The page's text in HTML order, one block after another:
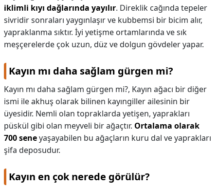
iklimli kıyı dağlarında yayılır. Direklik cağında tepeler
sivridir sonraları yaygınlaşır ve kubbemsi bir bicim alır,
yapraklanma sıktır. İyi yetişme ortamlarında ve sık
meşçerelerde çok uzun, düz ve dolgun gövdeler yapar.
Kayın mı daha sağlam gürgen mi?
Kayın mı daha sağlam gürgen mi?, Kayın ağacı bir diğer
ismi ile akhuş olarak bilinen kayıngiller ailesinin bir
üyesidir. Nemli olan topraklarda yetişen, yaprakları
püskül gibi olan meyveli bir ağaçtır. Ortalama olarak
700 seneyaşayabilen bu ağaçların kuru dal ve yaprakları
şifa deposudur.
Kayın en çok nerede görülür?